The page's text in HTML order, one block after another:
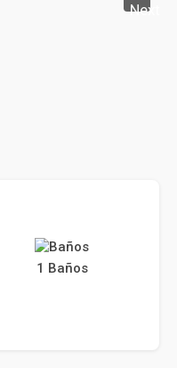
1 Baños